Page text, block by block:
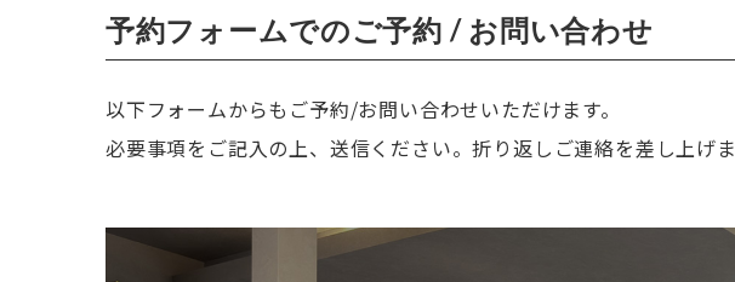
予約フォームでのご予約 / お問い合わせ
以下フォームからもご予約/お問い合わせいただけます。
必要事項をご記入の上、送信ください。折り返しご連絡を差し上げま